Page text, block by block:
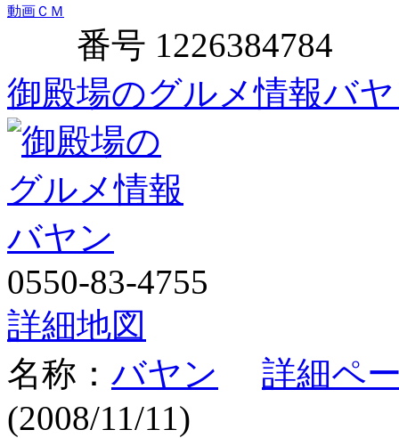
動画ＣＭ
番号 1226384784
御殿場のグルメ情報バ
0550-83-4755
詳細地図
名称： バヤン
詳細ペ
(2008/11/11)